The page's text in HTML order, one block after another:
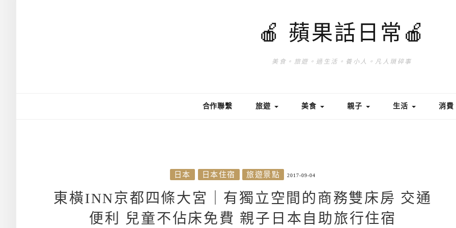
🍎 蘋果話日常🍎
美食。旅遊。過生活。養小人。凡人瑣碎事
合作聯繫 旅遊 美食 親子 生活 消費
日本 日本住宿 旅遊景點 2017-09-04
東橫INN京都四條大宮｜有獨立空間的商務雙床房 交通
便利 兒童不佔床免費 親子日本自助旅行住宿